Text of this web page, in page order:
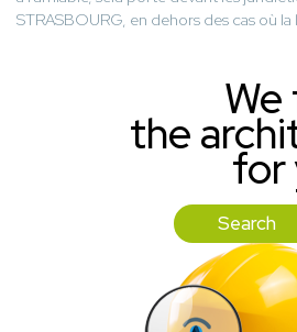
STRASBOURG, en dehors des cas où
We
the
for
Search